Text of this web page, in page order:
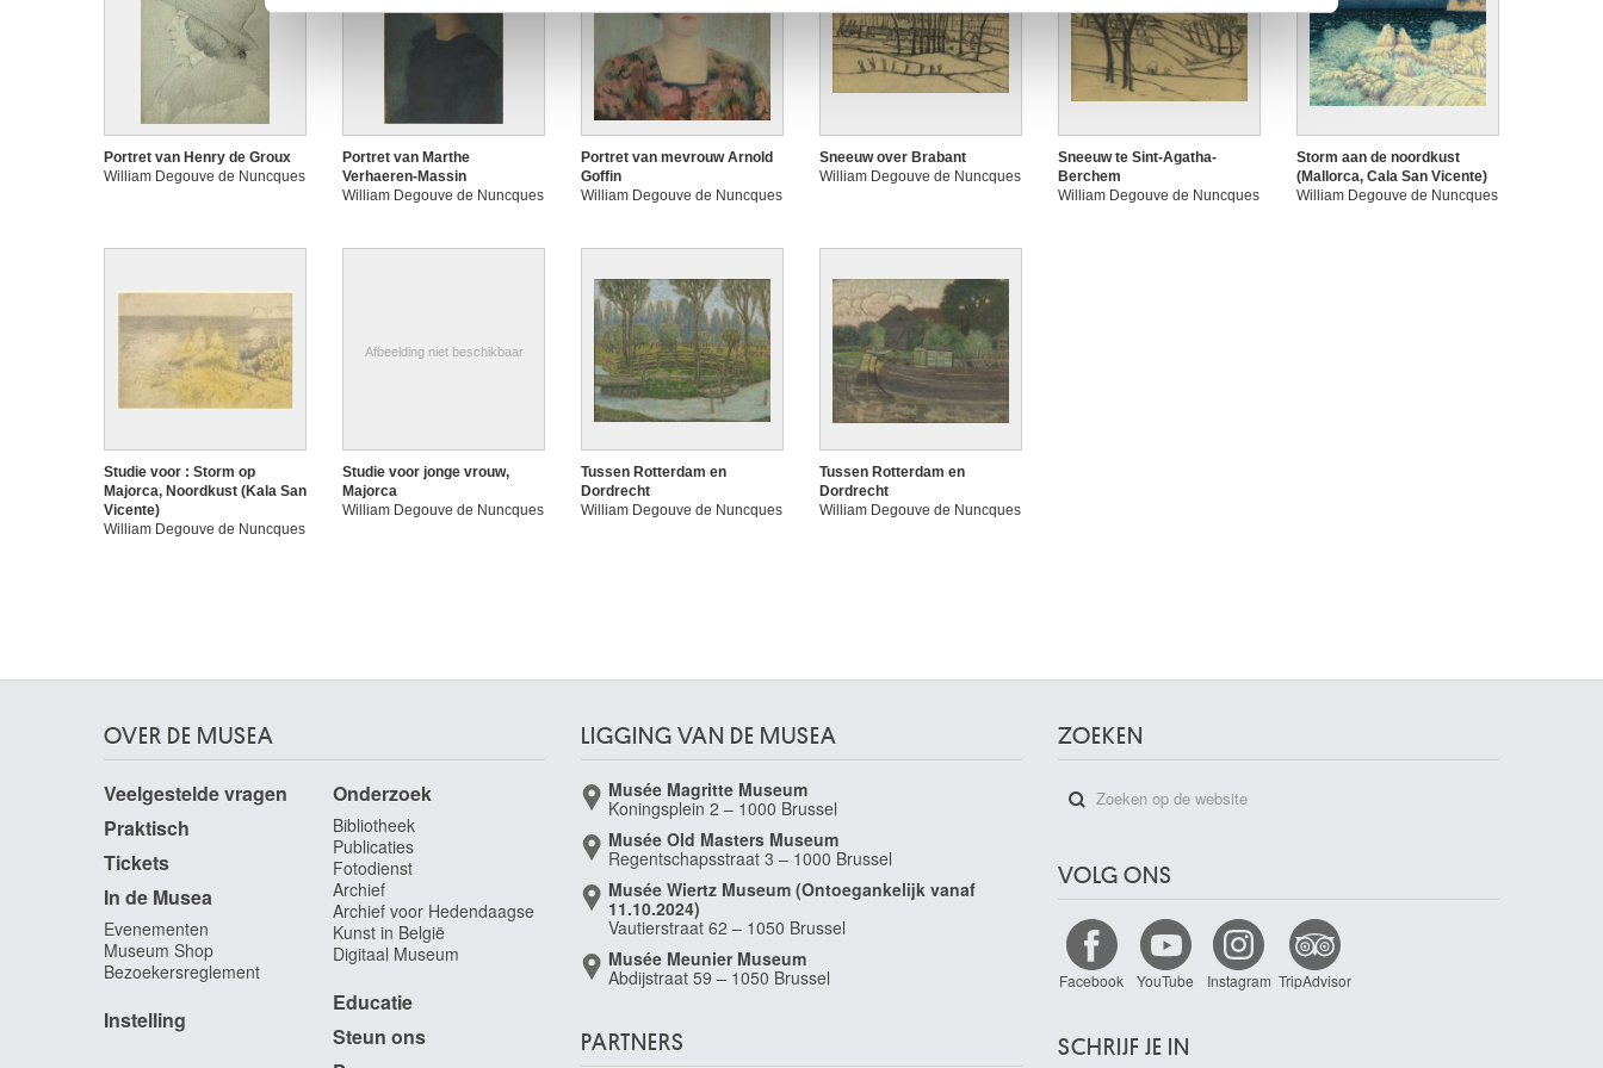
Portret van Henry de Groux
William Degouve de Nuncques
Portret van Marthe
Verhaeren-Massin
William Degouve de Nuncques
Portret van mevrouw Arnold
Goffin
William Degouve de Nuncques
Sneeuw over Brabant
William Degouve de Nuncques
Sneeuw te Sint-Agatha-
Berchem
William Degouve de Nuncques
Storm aan de noordkust
(Mallorca, Cala San Vicente)
William Degouve de Nuncques
Studie voor : Storm op
Majorca, Noordkust (Kala San
Vicente)
William Degouve de Nuncques
Afbeelding niet beschikbaar
Studie voor jonge vrouw,
Majorca
William Degouve de Nuncques
Tussen Rotterdam en
Dordrecht
William Degouve de Nuncques
Tussen Rotterdam en
Dordrecht
William Degouve de Nuncques
OVER DE MUSEA
Veelgestelde vragen
Praktisch
Tickets
In de Musea
Evenementen
Museum Shop
Bezoekersreglement
Instelling
Onderzoek
Bibliotheek
Publicaties
Fotodienst
Archief
Archief voor Hedendaagse
Kunst in België
Digitaal Museum
Educatie
Steun ons
LIGGING VAN DE MUSEA
Musée Magritte Museum
Koningsplein 2 – 1000 Brussel
Musée Old Masters Museum
Regentschapsstraat 3 – 1000 Brussel
Musée Wiertz Museum (Ontoegankelijk vanaf
11.10.2024)
Vautierstraat 62 – 1050 Brussel
Musée Meunier Museum
Abdijstraat 59 – 1050 Brussel
PARTNERS
ZOEKEN
VOLG ONS
Facebook YouTube Instagram TripAdvisor
SCHRIJF JE IN